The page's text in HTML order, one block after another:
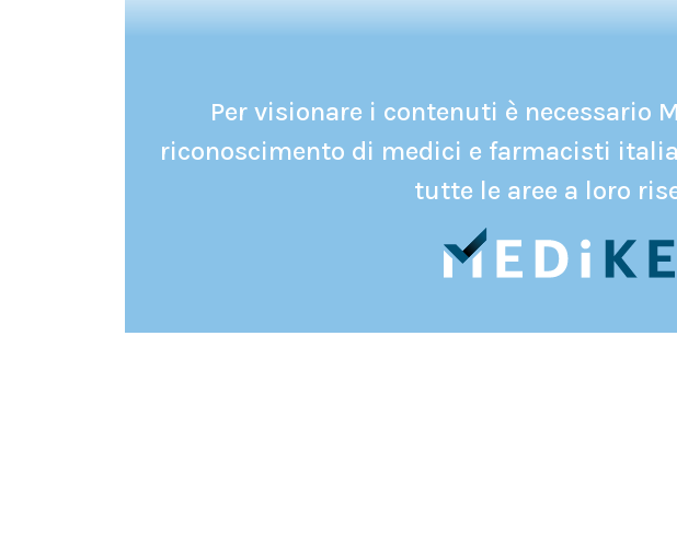
Per visionare i contenuti è necessario
riconoscimento di medici e farmacisti
tutte le aree a loro